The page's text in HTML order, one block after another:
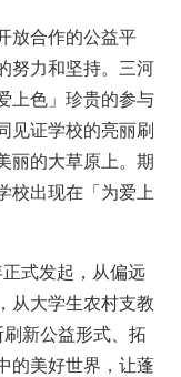
合作的公益平
努力和坚持。三河
上色」珍贵的参与
见证学校的亮丽刷
丽的大草原上。期
校出现在「为爱上
式发起，从偏远
从大学生农村支教
新公益形式、拓
的美好世界，让蓬